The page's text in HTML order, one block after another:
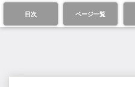
目次 ページ一覧